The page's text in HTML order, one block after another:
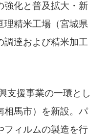
強化と普及拡大・新
理精米工場（宮城県
調達および精米加工
支援事業の一環とし
相馬市）を新設。パ
フィルムの製造を行